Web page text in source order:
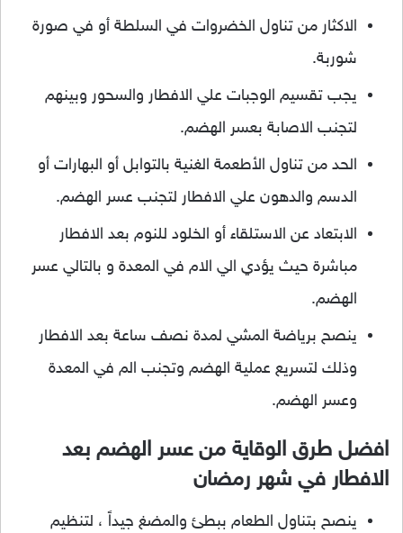
الاكثار من تناول الخضروات في السلطة أو في صورة
شوربة.
يجب تقسيم الوجبات علي الافطار والسحور وبينهم
لتجنب الاصابة بعسر الهضم.
الحد من تناول الأطعمة الغنية بالتوابل أو البهارات أو
الدسم والدهون علي الافطار لتجنب عسر الهضم.
الابتعاد عن الاستلقاء أو الخلود للنوم بعد الافطار
مباشرة حيث يؤدي الي الام في المعدة و بالتالي عسر
الهضم.
ينصح برياضة المشي لمدة نصف ساعة بعد الافطار
وذلك لتسريع عملية الهضم وتجنب الم في المعدة
وعسر الهضم.
افضل طرق الوقاية من عسر الهضم بعد
الافطار في شهر رمضان
ينصح بتناول الطعام ببطئ والمضغ جيداً ، لتنظيم